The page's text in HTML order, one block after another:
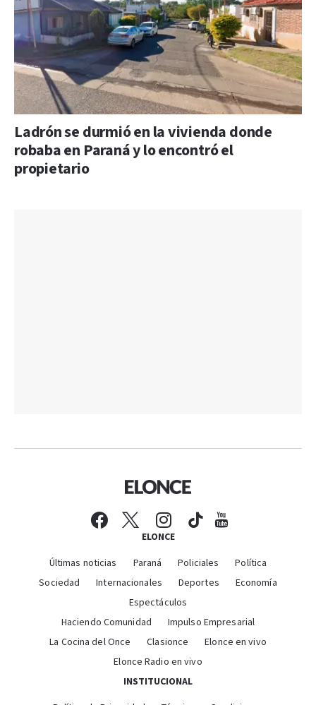
Ladrón se durmió en la vivienda donde
robaba en Paraná y lo encontró el
propietario
ELONCE
Últimas noticias Paraná Policiales
Política
Sociedad
Internacionales Deportes
Economía
Espectáculos
Haciendo Comunidad
Impulso Empresarial
La Cocina del Once
Clasionce
Elonce en vivo
Elonce Radio en vivo
INSTITUCIONAL